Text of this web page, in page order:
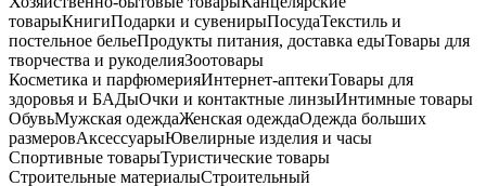
товарыКнигиПодарки и сувенирыПосудаТекстиль и
постельное бельеПродукты питания, доставка едыТовары для
творчества и рукоделияЗоотовары
Косметика и парфюмерияИнтернет-аптекиТовары для
здоровья и БАДыОчки и контактные линзыИнтимные товары
ОбувьМужская одеждаЖенская одеждаОдежда больших
размеровАксессуарыЮвелирные изделия и часы
Спортивные товарыТуристические товары
Строительные материалыСтроительный